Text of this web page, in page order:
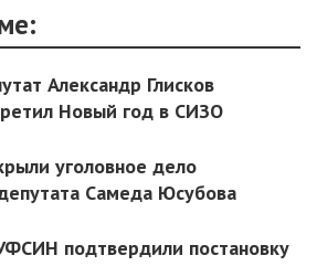
Александр Глисков
Новый год в СИЗО
уголовное дело
Самеда Юсубова
подтвердили постановку